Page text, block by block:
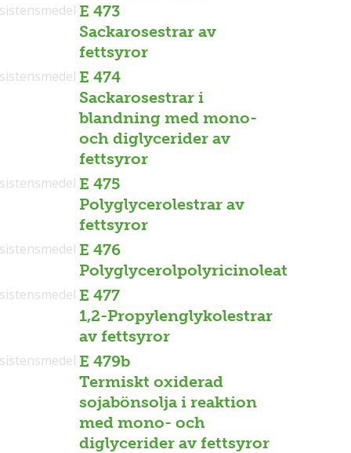
E 473
Sackarosestrar av
fettsyror
E 474
Sackarosestrar i
blandning med mono-
och diglycerider av
fettsyror
E 475
Polyglycerolestrar av
fettsyror
E 476
Polyglycerolpolyricinoleat
E 477
1,2-Propylenglykolestrar
av fettsyror
E 479b
Termiskt oxiderad
sojabönsolja i reaktion
med mono- och
diglycerider av fettsyror